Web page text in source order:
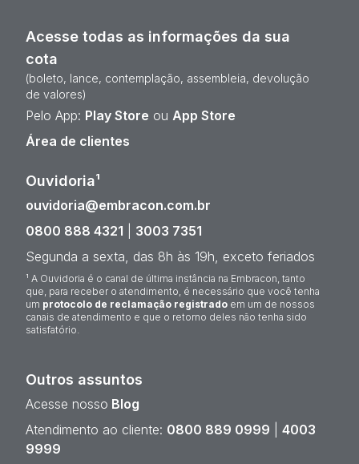
Acesse todas as informações da sua
cota
(boleto, lance, contemplação, assembleia, devolução
de valores)
Pelo App: Play Store ou App Store
Área de clientes
Ouvidoria¹
ouvidoria@embracon.com.br
0800 888 4321
3003 7351
Segunda a sexta, das 8h às 19h, exceto feriados
¹ A Ouvidoria é o canal de última instância na Embracon, tanto
que, para receber o atendimento, é necessário que você tenha
um protocolo de reclamação registrado em um de nossos
canais de atendimento e que o retorno deles não tenha sido
satisfatório.
Outros assuntos
Acesse nosso Blog
Atendimento ao cliente: 0800 889 0999
4003
9999